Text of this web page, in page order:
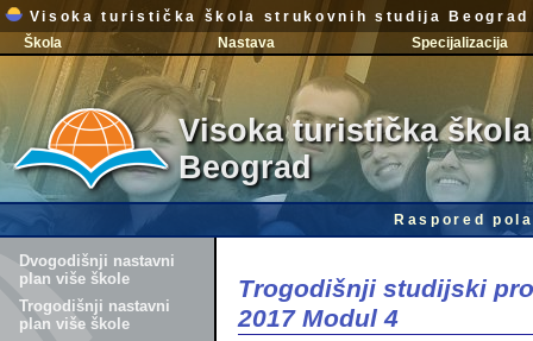
Visoka turistička škola strukovnih studija Beograd
Škola
Nastava Specijalizacija
Visoka turistička
Beograd
Raspored
Dvogodišnji nastavni
plan više škole
Trogodišnji nastavni
plan više škole
Trogodišnji studijski
2017 Modul 4